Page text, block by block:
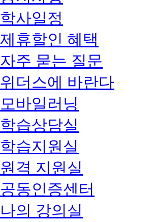
학사일정
제휴할인 혜택
자주 묻는 질문
위더스에 바란다
모바일러닝
학습상담실
학습지원실
원격 지원실
공동인증센터
나의 강의실